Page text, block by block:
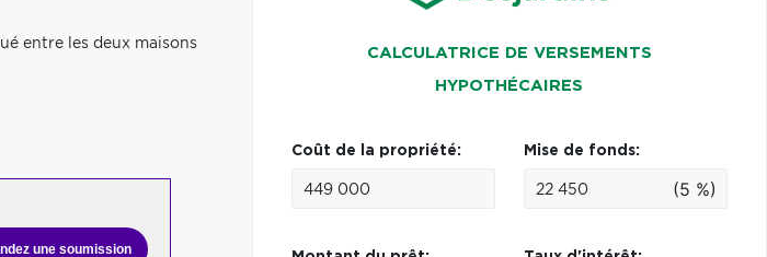
entre les deux maisons
une soumission
CALCULATRICE DE VERSEMENTS
HYPOTHÉCAIRES
Coût de la propriété: Mise de fonds:
(5 %)